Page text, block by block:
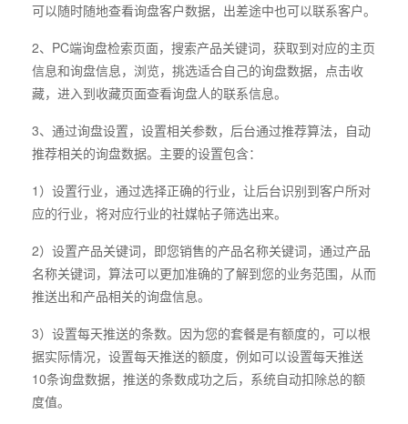
可以随时随地查看询盘客户数据，出差途中也可以联系客户。
2、PC端询盘检索页面，搜索产品关键词，获取到对应的主页
信息和询盘信息，浏览，挑选适合自己的询盘数据，点击收
藏，进入到收藏页面查看询盘人的联系信息。
3、通过询盘设置，设置相关参数，后台通过推荐算法，自动
推荐相关的询盘数据。主要的设置包含：
1）设置行业，通过选择正确的行业，让后台识别到客户所对
应的行业，将对应行业的社媒帖子筛选出来。
2）设置产品关键词，即您销售的产品名称关键词，通过产品
名称关键词，算法可以更加准确的了解到您的业务范围，从而
推送出和产品相关的询盘信息。
3）设置每天推送的条数。因为您的套餐是有额度的，可以根
据实际情况，设置每天推送的额度，例如可以设置每天推送
10条询盘数据，推送的条数成功之后，系统自动扣除总的额
度值。